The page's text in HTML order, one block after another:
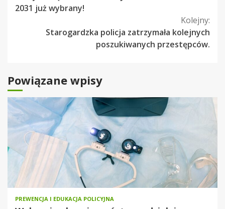
czytanie
2031 już wybrany!
Kolejny:
Starogardzka policja zatrzymała kolejnych
poszukiwanych przestępców.
Powiązane wpisy
PREWENCJA I EDUKACJA POLICYJNA